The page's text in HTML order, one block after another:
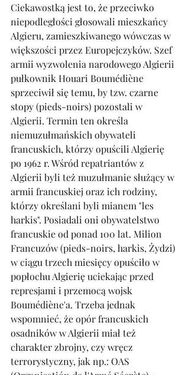
Ciekawostką jest to, że przeciwko
niepodległości głosowali mieszkańcy
Algieru, zamieszkiwanego wówczas w
większości przez Europejczyków. Szef
armii wyzwolenia narodowego Algierii
pułkownik Houari Boumédiène
sprzeciwił się temu, by tzw. czarne
stopy (pieds-noirs) pozostali w
Algierii. Termin ten określa
niemuzułmańskich obywateli
francuskich, którzy opuścili Algierię
po 1962 r. Wśród repatriantów z
Algierii byli też muzułmanie służący w
armii francuskiej oraz ich rodziny,
którzy określani byli mianem "les
harkis". Posiadali oni obywatelstwo
francuskie od ponad 100 lat. Milion
Francuzów (pieds-noirs, harkis, Żydzi)
w ciągu trzech miesięcy opuściło w
popłochu Algierię uciekając przed
represjami i przemocą wojsk
Boumédiène'a. Trzeba jednak
wspomnieć, że opór francuskich
osadników w Algierii miał też
charakter zbrojny, czy wręcz
terrorystyczny, jak np.: OAS